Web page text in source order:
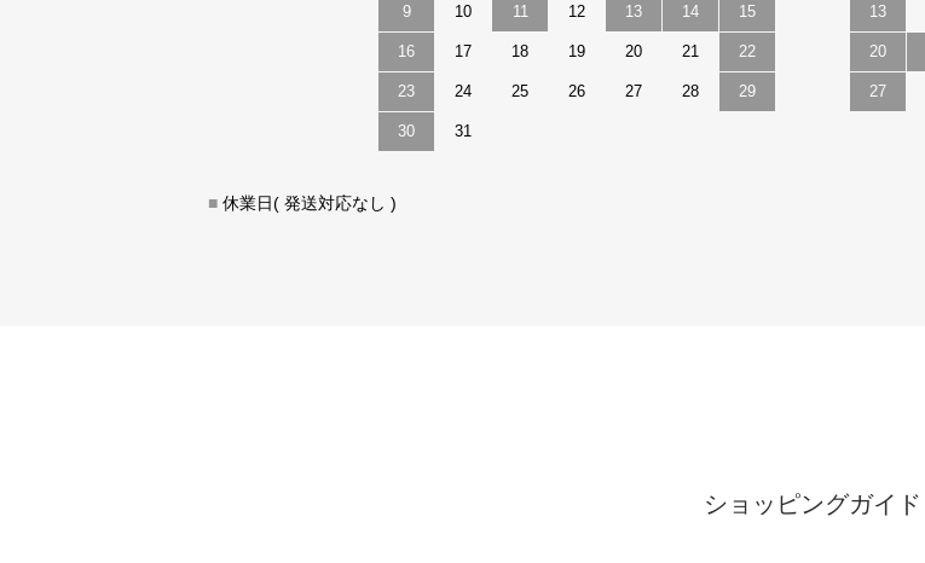
9 10 11 12 13 14 15
16 17 18 19 20 21 22
23 24 25 26 27 28 29
30 31
13
20
27
■ 休業日( 発送対応なし )
ショッピングガイド